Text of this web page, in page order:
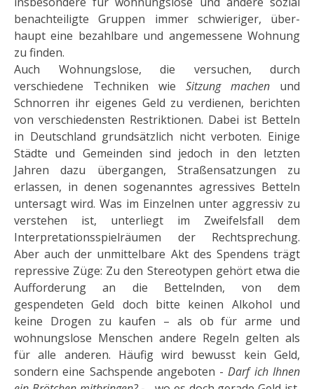
benachteiligte Gruppen immer schwieriger, über­
haupt eine bezahlbare und an­gemessene Wohnung
zu finden.
Auch Wohnungslose, die versuchen, durch
verschiedene Techniken wie Sitzung machen und
Schnorren ihr eigenes Geld zu verdienen, berichten
von verschiedensten Restriktionen. Dabei ist Betteln
in Deutschland grundsätzlich nicht verboten. Einige
Städte und Gemeinden sind jedoch in den letzten
Jahren dazu übergan­gen, Straßensatzungen zu
erlassen, in denen sogenanntes agressives Betteln
untersagt wird. Was im Einzel­nen unter aggressiv zu
verstehen ist, unterliegt im Zweifelsfall dem
Interpretationsspielräumen der Recht­sprechung.
Aber auch der unmittelbare Akt des Spendens trägt
repressive Züge: Zu den Stereotypen gehört etwa die
Aufforderung an die Bettelnden, von dem
gespendeten Geld doch bitte keinen Alkohol und
keine Drogen zu kaufen – als ob für arme und
wohnungslose Menschen andere Regeln gelten als
für alle anderen. Häufig wird bewusst kein Geld,
sondern eine Sachspende angeboten -Darf ich Ihnen